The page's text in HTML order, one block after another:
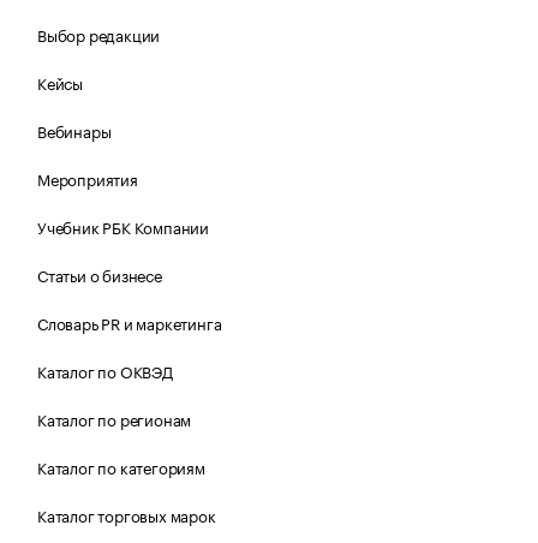
Выбор редакции
Кейсы
Вебинары
Мероприятия
Учебник РБК Компании
Статьи о бизнесе
Словарь PR и маркетинга
Каталог по ОКВЭД
Каталог по регионам
Каталог по категориям
Каталог торговых марок